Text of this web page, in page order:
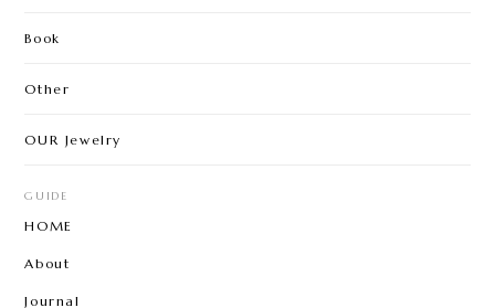
Book
Other
OUR Jewelry
GUIDE
HOME
About
Journal